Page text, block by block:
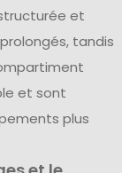
et
tandis
et sont
plus